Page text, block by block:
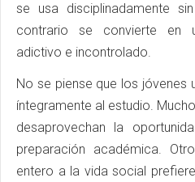
se usa disciplinadamente
contrario se convierte en
adictivo e incontrolado.
No se piense que los jóvenes
íntegramente al estudio.
desaprovechan la
preparación académica.
entero a la vida social